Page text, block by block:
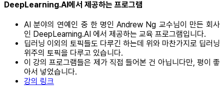
DeepLearning.AI에서 제공하는 프로그램
AI 분야의 연예인 중 한 명인 Andrew Ng 교수님이 만든 회사
인 DeepLearning.AI 에서 제공하는 교육 프로그램입니다.
딥러닝 이외의 토픽들도 다루긴 하는데 위와 마찬가지로 딥러닝
위주의 토픽을 다루고 있습니다.
이 강의 프로그램들은 제가 직접 들어본 건 아닙니다만, 평이 좋
아서 넣었습니다.
강의 링크